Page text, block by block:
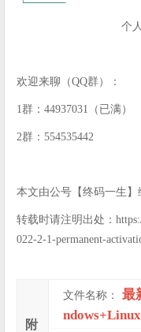
个
欢迎来聊（QQ群）：
1群：44937031（已满）
2群：554535442
本文由公号【终码一生】
转载时请注明出处：
022-2-1-permanent-
附
文件名称：
最